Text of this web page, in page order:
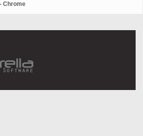
Chrome